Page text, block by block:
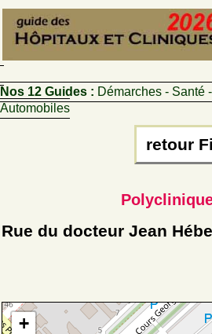
Nos 12 Guides : Démarches - Santé
Automobiles
retour
Rue du docteur Jean
+